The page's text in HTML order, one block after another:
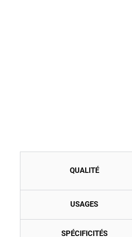
QUALITÉ
USAGES
SPÉCIFICITÉS